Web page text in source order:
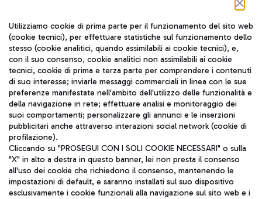
Seguici sui social
TRAVEL JOURNAL
ITA
Utilizziamo cookie di prima parte per il funzionamento del sito web
(cookie tecnici), per effettuare statistiche sul funzionamento dello
stesso (cookie analitici, quando assimilabili ai cookie tecnici), e,
con il suo consenso, cookie analitici non assimilabili ai cookie
tecnici, cookie di prima e terza parte per comprendere i contenuti
di suo interesse; inviarle messaggi commerciali in linea con le sue
preferenze manifestate nell'ambito dell'utilizzo delle funzionalità e
della navigazione in rete; effettuare analisi e monitoraggio dei
suoi comportamenti; personalizzare gli annunci e le inserzioni
pubblicitari anche attraverso interazioni social network (cookie di
profilazione).
Cliccando su "PROSEGUI CON I SOLI COOKIE NECESSARI" o sulla
"X" in alto a destra in questo banner, lei non presta il consenso
all'uso dei cookie che richiedono il consenso, mantenendo le
impostazioni di default, e saranno installati sul suo dispositivo
esclusivamente i cookie funzionali alla navigazione sul sito web e i